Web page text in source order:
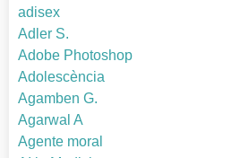
adisex
Adler S.
Adobe Photoshop
Adolescència
Agamben G.
Agarwal A
Agente moral